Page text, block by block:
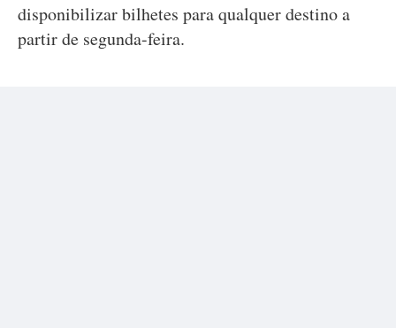
disponibilizar bilhetes para qualquer destino a
partir de segunda-feira.